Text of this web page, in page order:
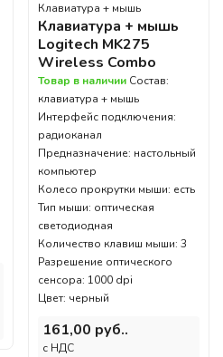
Клавиатура + мышь
Клавиатура + мышь
Logitech MK275
Wireless Combo
Товар в наличии Состав:
клавиатура + мышь
Интерфейс подключения:
радиоканал
Предназначение: настольный
компьютер
Колесо прокрутки мыши: есть
Тип мыши: оптическая
светодиодная
Количество клавиш мыши: 3
Разрешение оптического
сенсора: 1000 dpi
Цвет: черный
161,00 руб..
c НДС